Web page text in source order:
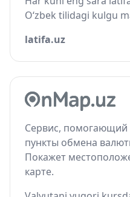
O‘zbek tilidagi kulgu
latifa.uz
Сервис,
пункты обмена
Покажет
карте.